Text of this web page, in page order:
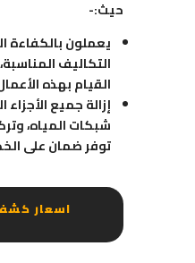
حيث:-
يعملون بالكفاءة
التكاليف
القيام بهذه
إزالة جميع
شبكات المياه،
توفر ضمان على
اسعار